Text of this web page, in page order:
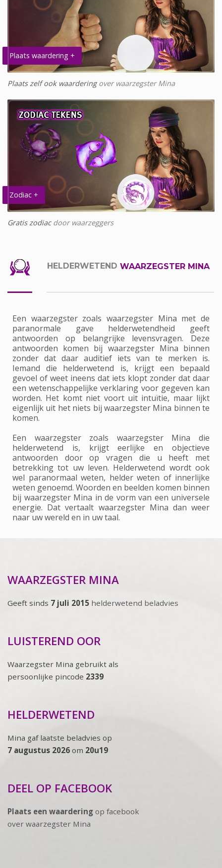
Plaats waardering +
Plaats zelf ook waarderingover waarzegster Mina
Zodiac +
Gratis zodiacdoor waarzeggers
HELDERWETEND WAARZEGSTER MINA
Een waarzegster zoals waarzegster Mina met de
paranormale gave helderwetendheid geeft
antwoorden op belangrijke levensvragen. Deze
antwoorden komen bij waarzegster Mina binnen
zonder dat daar auditief iets van te merken is.
Iemand die helderwetend is, krijgt een bepaald
gevoel of weet ineens dat iets klopt zonder dat daar
een wetenschappelijke verklaring voor gegeven kan
worden. Het komt niet voort uit intuïtie, maar lijkt
eigenlijk uit het niets bij waarzegster Mina binnen te
komen.
Een waarzegster zoals waarzegster Mina die
helderwetend is, krijgt eerlijke en objectieve
antwoorden door op vragen die u heeft met
betrekking tot uw leven. Helderwetend wordt ook
wel paranormaal weten, helder weten of innerlijke
weten genoemd. Woorden en beelden komen binnen
bij waarzegster Mina in de vorm van een universele
energie. Dat vertaalt waarzegster Mina dan weer
naar uw wereld en in uw taal.
WAARZEGSTER MINA
Geeft sinds 7 juli 2015 helderwetend beladvies
LUISTEREND OOR
Waarzegster Mina gebruikt als
persoonlijke pincode 2339
HELDERWETEND
Mina gaf laatste beladvies op
7 augustus 2026 om 20u19
DEEL OP FACEBOOK
Plaats een waardering op facebook
over waarzegster Mina